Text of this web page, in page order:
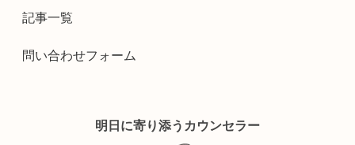
記事一覧
問い合わせフォーム
明日に寄り添うカウンセラー